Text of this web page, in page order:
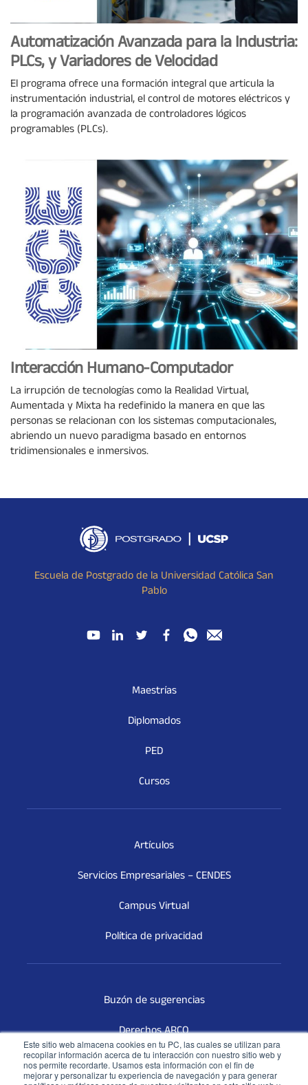
Este sitio web almacena cookies en tu PC, las cuales se utilizan para
recopilar información acerca de tu interacción con nuestro sitio web y
nos permite recordarte. Usamos esta información con el fin de
mejorar y personalizar tu experiencia de navegación y para generar
Automatización Avanzada para la Industria:
PLCs, y Variadores de Velocidad
El programa ofrece una formación integral que articula la
instrumentación industrial, el control de motores eléctricos y
la programación avanzada de controladores lógicos
programables (PLCs).
Interacción Humano-Computador
La irrupción de tecnologías como la Realidad Virtual,
Aumentada y Mixta ha redefinido la manera en que las
personas se relacionan con los sistemas computacionales,
abriendo un nuevo paradigma basado en entornos
tridimensionales e inmersivos.
Escuela de Postgrado de la Universidad Católica San
Pablo
Maestrías
Diplomados
PED
Cursos
Artículos
Servicios Empresariales – CENDES
Campus Virtual
Política de privacidad
Buzón de sugerencias
Derechos ARCO
Terceros Vinculados